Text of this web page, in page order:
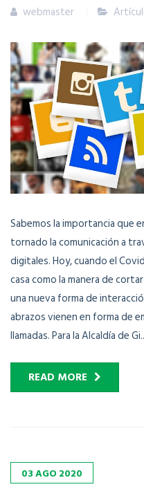
webmaster
Sabemos la importancia que
tornado la comunicación a
digitales. Hoy, cuando el
casa como la manera de
una nueva forma de
abrazos vienen en forma de
llamadas. Para la Alcaldía de
READ MORE
03AGO2020